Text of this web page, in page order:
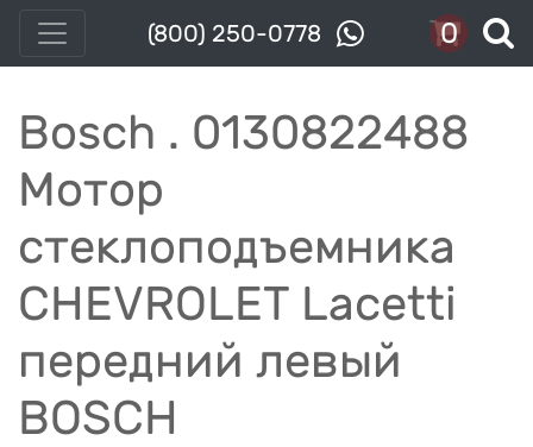
(800) 250-0778 0
Bosch . 0130822488
Мотор
стеклоподъемника
CHEVROLET Lacetti
передний левый
BOSCH